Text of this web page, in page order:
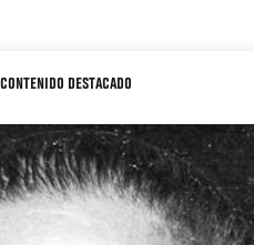
CONTENIDO DESTACADO